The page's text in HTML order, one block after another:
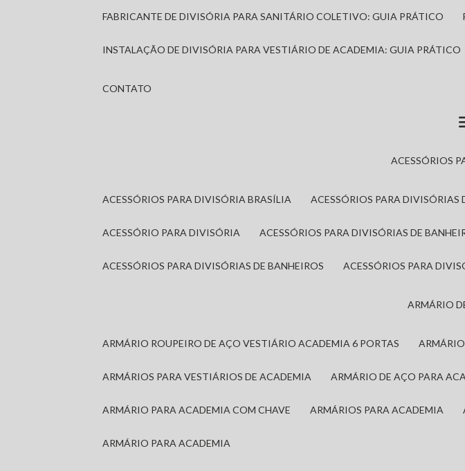
FABRICANTE DE DIVISÓRIA PARA SANITÁRIO COLETIVO: GUIA PRÁTICO
INSTALAÇÃO DE DIVISÓRIA PARA VESTIÁRIO DE ACADEMIA: GUIA PRÁTICO
CONTATO
ACESSÓRIOS
ACESSÓRIOS PARA DIVISÓRIA BRASÍLIA ACESSÓRIOS PARA
ACESSÓRIO PARA DIVISÓRIA ACESSÓRIOS PARA DIVISÓRIAS DE
ACESSÓRIOS PARA DIVISÓRIAS DE BANHEIROS ACESSÓRIOS PARA
ARMÁRIO
ARMÁRIO ROUPEIRO DE AÇO VESTIÁRIO ACADEMIA 6 PORTAS
ARMÁRIOS PARA VESTIÁRIOS DE ACADEMIA ARMÁRIO DE AÇO PARA
ARMÁRIO PARA ACADEMIA COM CHAVE ARMÁRIOS PARA ACADEMIA
ARMÁRIO PARA ACADEMIA